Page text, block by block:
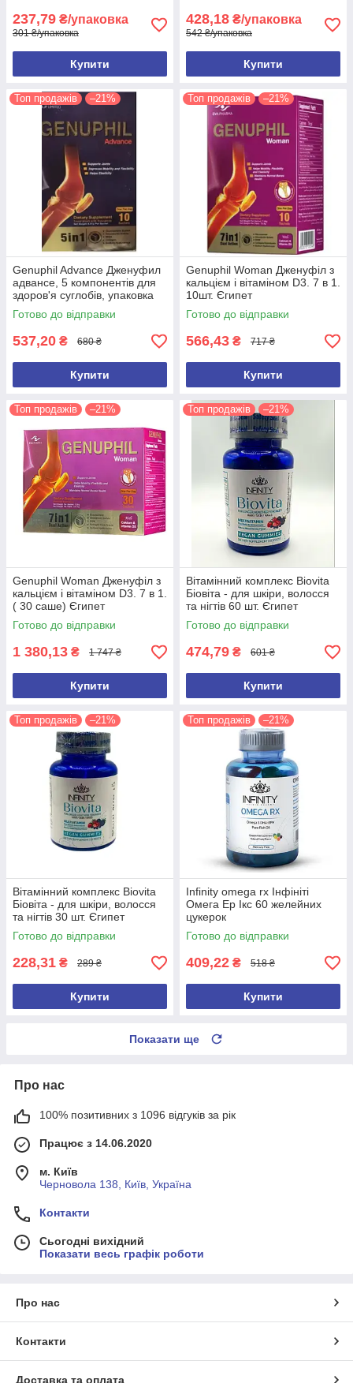
237,79 ₴/упаковка
301 ₴/упаковка
Купити
428,18 ₴/упаковка
542 ₴/упаковка
Купити
Топ продажів –21%
Genuphil Advance Дженуфил
адвансе, 5 компонентів для
здоров'я суглобів, упаковка
10саше Єгипет
Готово до відправки
537,20 ₴ 680 ₴
Купити
Топ продажів –21%
Genuphil Woman Дженуфіл з
кальцієм і вітаміном D3. 7 в 1.
10шт. Єгипет
Готово до відправки
566,43 ₴ 717 ₴
Купити
Топ продажів –21%
Genuphil Woman Дженуфіл з
кальцієм і вітаміном D3. 7 в 1.
( 30 саше) Єгипет
Готово до відправки
1 380,13 ₴ 1 747 ₴
Купити
Топ продажів –21%
Вітамінний комплекс Biovita
Біовіта - для шкіри, волосся
та нігтів 60 шт. Єгипет
Оригінал
Готово до відправки
474,79 ₴ 601 ₴
Купити
Топ продажів –21%
Вітамінний комплекс Biovita
Біовіта - для шкіри, волосся
та нігтів 30 шт. Єгипет
Оригінал
Готово до відправки
228,31 ₴ 289 ₴
Купити
Топ продажів –21%
Infinity omega rx Інфініті
Омега Ер Ікс 60 желейних
цукерок
Готово до відправки
409,22 ₴ 518 ₴
Купити
Показати ще
Про нас
100% позитивних з 1096 відгуків за рік
Працює з 14.06.2020
м. Київ
Черновола 138, Київ, Україна
Контакти
Сьогодні вихідний
Показати весь графік роботи
Про нас
Контакти
Доставка та оплата